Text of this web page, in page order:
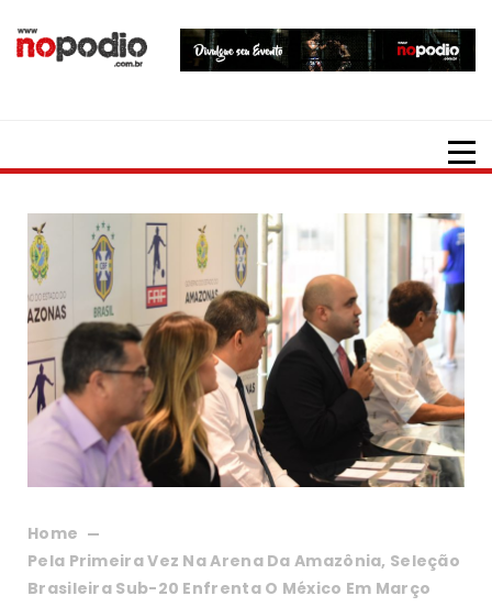
Home
Pela Primeira Vez Na Arena Da Amazônia, Seleção
Brasileira Sub-20 Enfrenta O México Em Março